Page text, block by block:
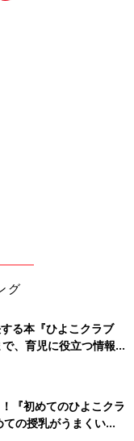
グ
る本『ひよこクラブ
、育児に役立つ情報が
『初めてのひよこクラ
の授乳がうまくい